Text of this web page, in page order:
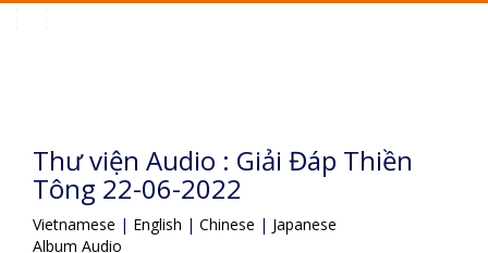
Thư viện Audio : Giải Đáp Thiền
Tông 22-06-2022
Vietnamese | English | Chinese | Japanese
Album Audio